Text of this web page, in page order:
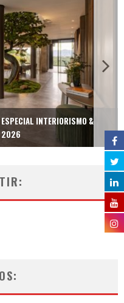
INTERIORISMO &
2026